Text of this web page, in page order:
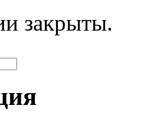
закрыты.